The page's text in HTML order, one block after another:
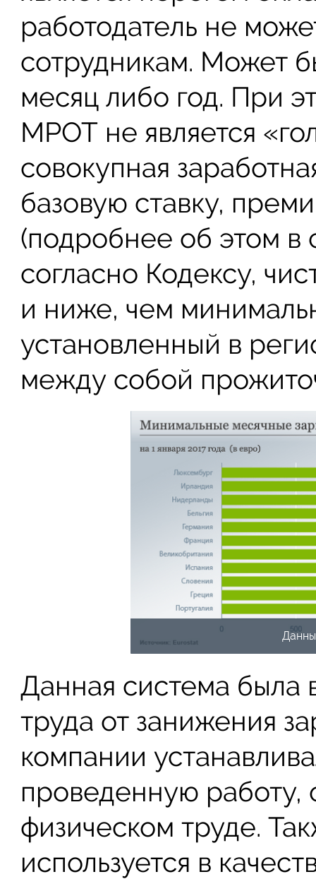
работодатель не
сотрудникам. Может
месяц либо год. При
МРОТ не является
совокупная
базовую ставку,
(подробнее об этом в
согласно Кодексу,
и ниже, чем
установленный в
между собой
Данная система была
труда от занижения
компании
проведенную работу,
физическом труде.
используется в